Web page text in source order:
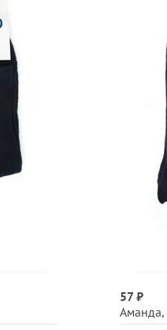
57 ₽
Аманда,